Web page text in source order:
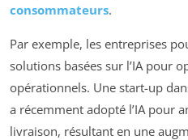
consommateurs.
Par exemple, les entreprises
solutions basées sur l’IA pour
opérationnels. Une start-up
a récemment adopté l’IA pour
livraison, résultant en une